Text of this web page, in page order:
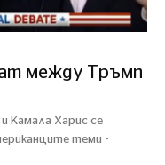
между Тръмп
Камала Харис се
теми -